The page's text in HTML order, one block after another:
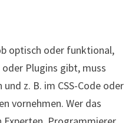
optisch oder funktional,
Plugins gibt, muss
z. B. im CSS-Code oder
vornehmen. Wer das